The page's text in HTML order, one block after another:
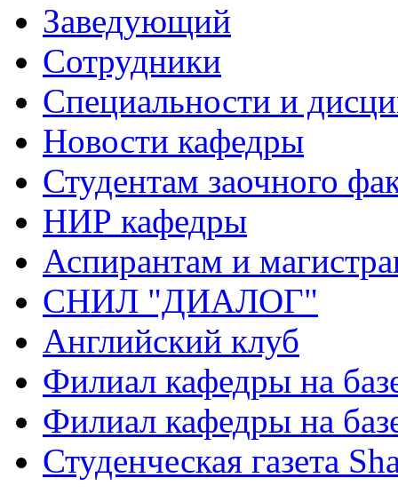
Заведующий
Сотрудники
Специальности и
Новости кафедры
Студентам заочного
НИР кафедры
Аспирантам и
СНИЛ "ДИАЛОГ"
Английский клуб
Филиал кафедры на
Филиал кафедры на
Студенческая газета